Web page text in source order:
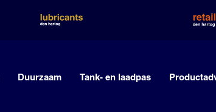
Duurzaam Tank- en laadpas